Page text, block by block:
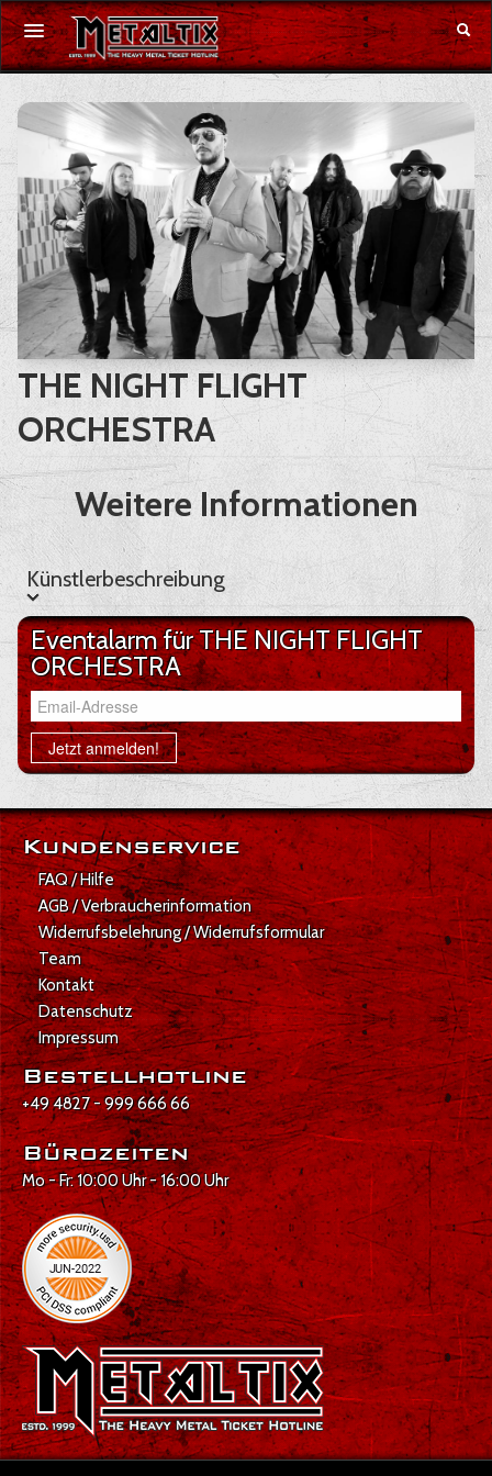
Konzerte
Festivals
Gutschein
Merchandise
DE EN
Anmelden
THE NIGHT FLIGHT
ORCHESTRA
Weitere Informationen
Künstlerbeschreibung
Künstlerbeschreibung
Eventalarm für THE NIGHT FLIGHT
ORCHESTRA
Email-Adresse
Jetzt anmelden!
Kundenservice
FAQ / Hilfe
AGB / Verbraucherinformation
Widerrufsbelehrung / Widerrufsformular
Team
Kontakt
Datenschutz
Impressum
Bestellhotline
+49 4827 - 999 666 66
Bürozeiten
Mo - Fr: 10:00 Uhr - 16:00 Uhr